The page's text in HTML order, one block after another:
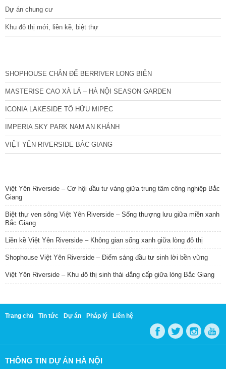
Dự án chung cư
Khu đô thị mới, liền kề, biệt thự
SHOPHOUSE CHÂN ĐẾ BERRIVER LONG BIÊN
MASTERISE CAO XÀ LÁ – HÀ NỘI SEASON GARDEN
ICONIA LAKESIDE TỐ HỮU MIPEC
IMPERIA SKY PARK NAM AN KHÁNH
VIỆT YÊN RIVERSIDE BẮC GIANG
Việt Yên Riverside – Cơ hội đầu tư vàng giữa trung tâm công nghiệp Bắc
Giang
Biệt thự ven sông Việt Yên Riverside – Sống thượng lưu giữa miền xanh
Bắc Giang
Liền kề Việt Yên Riverside – Không gian sống xanh giữa lòng đô thị
Shophouse Việt Yên Riverside – Điểm sáng đầu tư sinh lời bền vững
Việt Yên Riverside – Khu đô thị sinh thái đẳng cấp giữa lòng Bắc Giang
Trang chủ Tin tức Dự án Pháp lý Liên hệ
THÔNG TIN DỰ ÁN HÀ NỘI